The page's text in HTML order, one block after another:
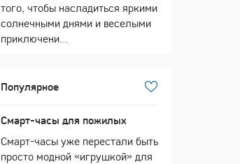
того, чтобы насладиться яркими
солнечными днями и веселыми
приключени...
Популярное
Смарт-часы для пожилых
Смарт-часы уже перестали быть
просто модной «игрушкой» для